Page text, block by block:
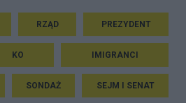
RZĄD PREZYDENT
KO IMIGRANCI
SONDAŻ SEJM I SENAT